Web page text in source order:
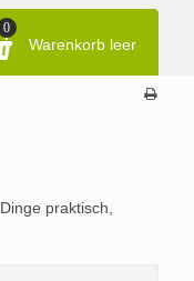
0
Warenkorb leer
praktisch,